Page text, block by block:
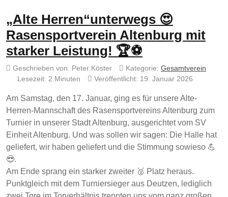
„Alte Herren“unterwegs 😍
Rasensportverein Altenburg mit
starker Leistung! 🏆⚽
Geschrieben von: Peter Köster Kategorie: Gesamtverein
Lesezeit: 2 Minuten
Veröffentlicht: 19. Januar 2026
Am Samstag, den 17. Januar, ging es für unsere Alte-
Herren-Mannschaft des Rasensportvereins Altenburg zum
Turnier in unserer Stadt Altenburg, ausgerichtet vom SV
Einheit Altenburg. Und was sollen wir sagen: Die Halle hat
geliefert, wir haben geliefert und die Stimmung sowieso 💪
😎.
Am Ende sprang ein starker zweiter 🥈 Platz heraus.
Punktgleich mit dem Turniersieger aus Deutzen, lediglich